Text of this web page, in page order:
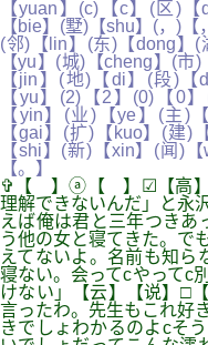
【yuan】(c)【c】(区)
【bie】(墅)【shu】(，)
(邻)【lin】(东)【dong】
【yu】(城)【cheng】(
【jin】(地)【di】(段)
【yu】(2)【2】(0)【0
【yin】(业)【ye】(主)
【gai】(扩)【kuo】(建)
【shi】(新)【xin】(闻)
【。】
✞【 】ⓐ【 】☑【高】♫
理解できないんだ」と永
えば俺は君と三年つきあ
う他の女と寝てきた。で
えてないよ。名前も知ら
寝ない。会ってcやってc
けない」【云】【说】□
言ったわ。先生もこれ好
きでしょわかるのよcそ